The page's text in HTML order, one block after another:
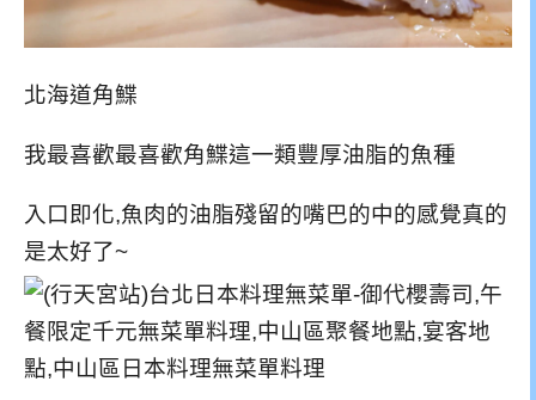
北海道角鰈
我最喜歡最喜歡角鰈這一類豐厚油脂的魚種
入口即化,魚肉的油脂殘留的嘴巴的中的感覺真的
是太好了~